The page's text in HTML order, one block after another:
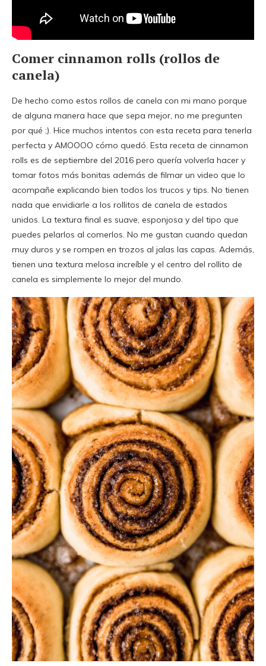
Comer cinnamon rolls (rollos de
canela)
De hecho como estos rollos de canela con mi mano porque
de alguna manera hace que sepa mejor, no me pregunten
por qué ;). Hice muchos intentos con esta receta para tenerla
perfecta y AMOOOO cómo quedó. Esta receta de cinnamon
rolls es de septiembre del 2016 pero quería volverla hacer y
tomar fotos más bonitas además de filmar un video que lo
acompañe explicando bien todos los trucos y tips. No tienen
nada que envidiarle a los rollitos de canela de estados
unidos. La textura final es suave, esponjosa y del tipo que
puedes pelarlos al comerlos. No me gustan cuando quedan
muy duros y se rompen en trozos al jalas las capas. Además,
tienen una textura melosa increíble y el centro del rollito de
canela es simplemente lo mejor del mundo.